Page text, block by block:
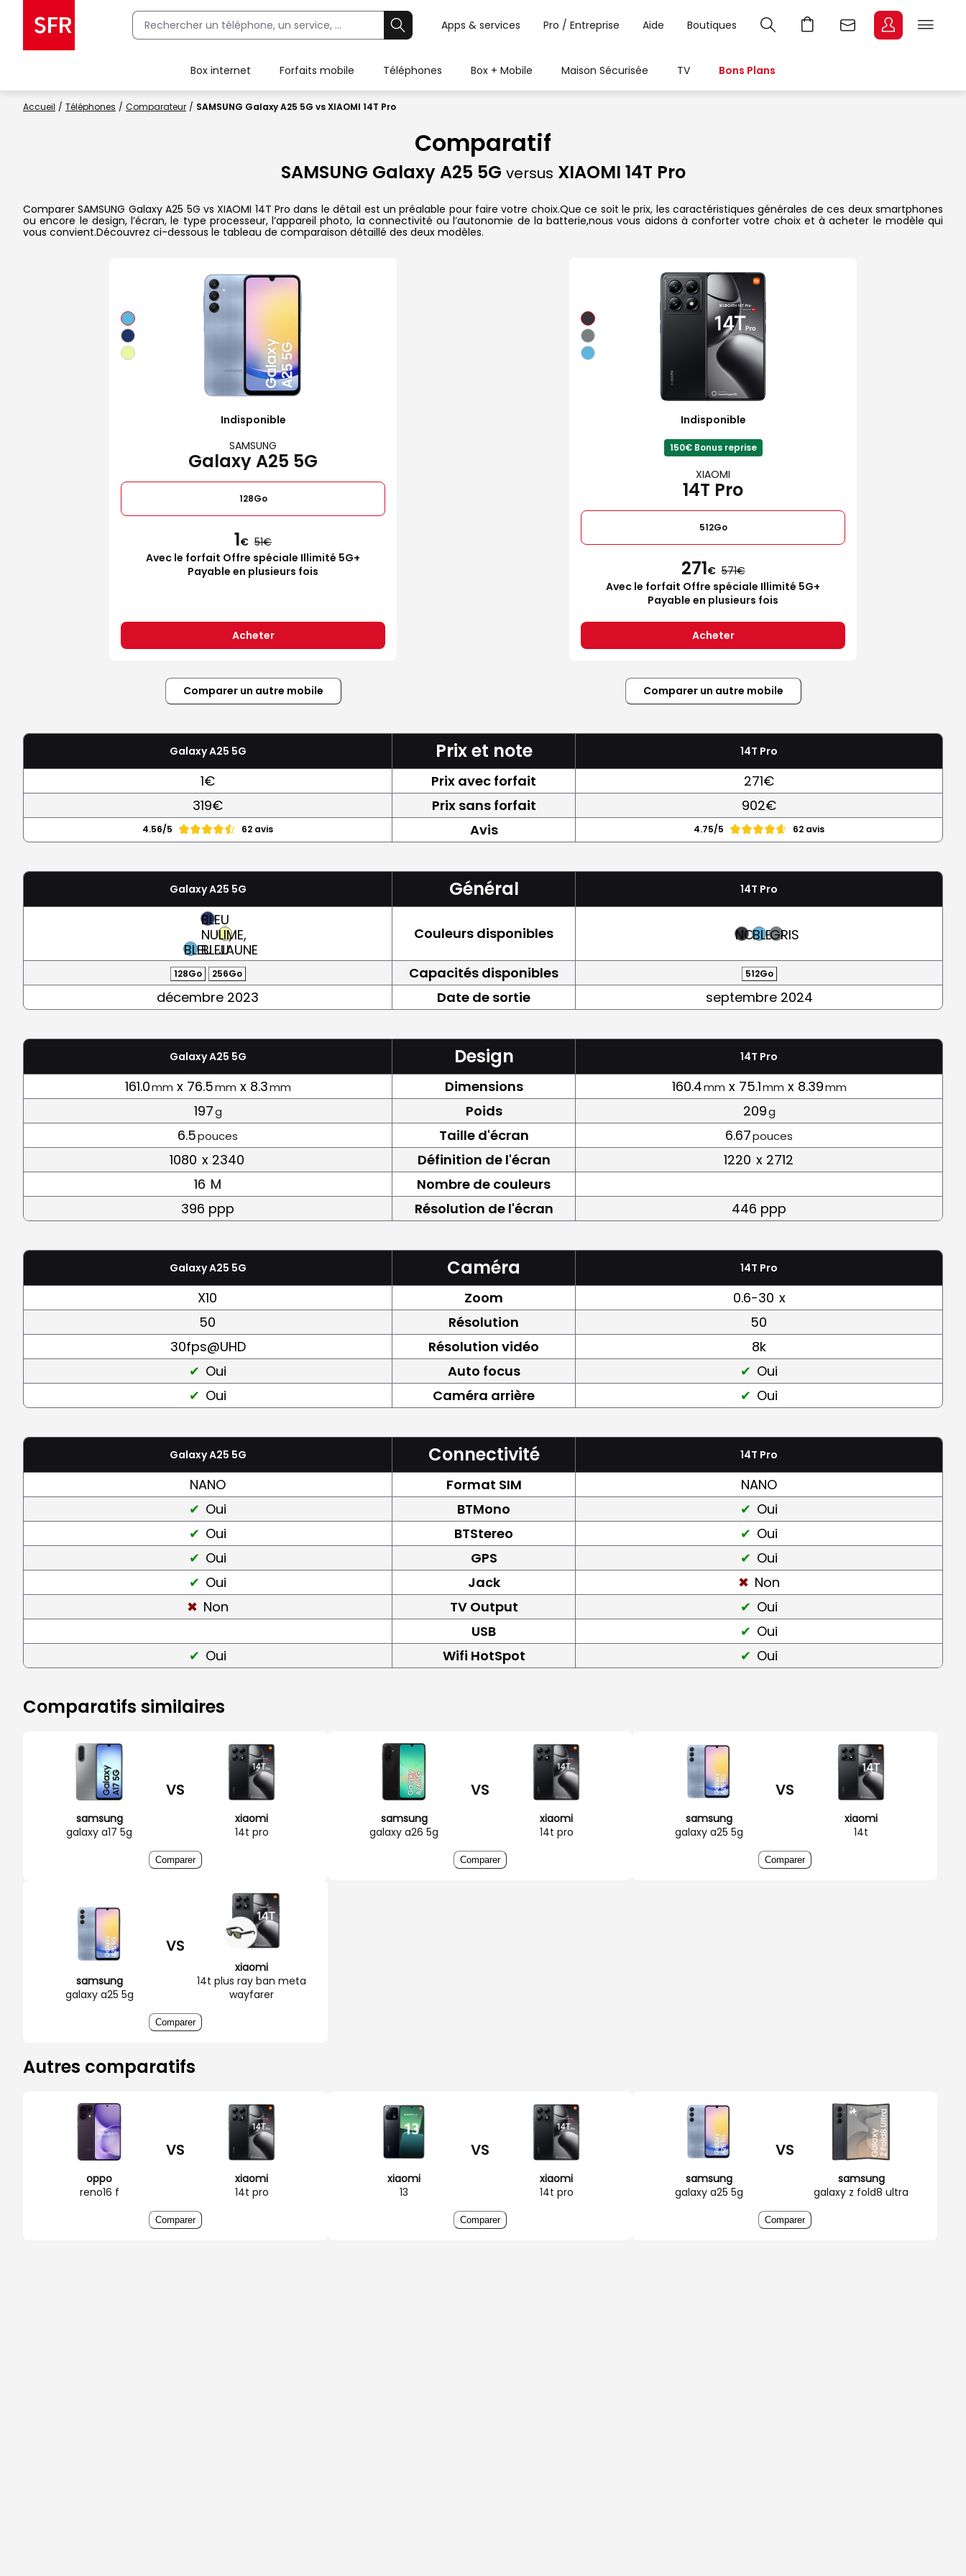
Apps & services Pro / Entreprise Aide Boutiques
Box internet Forfaits mobile Téléphones Box + Mobile Maison Sécurisée TV Bons Plans
Accueil Téléphones Comparateur SAMSUNG Galaxy A25 5G vs XIAOMI 14T Pro
Comparatif
SAMSUNG Galaxy A25 5G versus XIAOMI 14T Pro
Comparer SAMSUNG Galaxy A25 5G vs XIAOMI 14T Pro dans le détail est un préalable pour faire votre choix.Que ce soit le prix, les caractéristiques générales de ces deux smartphones
ou encore le design, l’écran, le type processeur, l’appareil photo, la connectivité ou l’autonomie de la batterie,nous vous aidons à conforter votre choix et à acheter le modèle qui
vous convient.Découvrez ci-dessous le tableau de comparaison détaillé des deux modèles.
Indisponible
SAMSUNG
Galaxy A25 5G
128Go
1€ 51
Avec le forfait Offre spéciale Illimité 5G+
Payable en plusieurs fois
Acheter
Indisponible
150€ Bonus reprise
XIAOMI
14T Pro
512Go
271€ 571
Avec le forfait Offre spéciale Illimité 5G+
Payable en plusieurs fois
Acheter
Comparer un autre mobile Comparer un autre mobile
Galaxy A25 5G Prix et note 14T Pro
1€ Prix avec forfait
271€
319€
Prix sans forfait 902€
4.56/5 62 avis Avis 4.75/5 62 avis
Galaxy A25 5G Général 14T Pro
BLEU
BLEU
NUIT,
BLEU
LIME,
JAUNE
Couleurs disponibles NOIRBLEUGRIS
128Go 256Go Capacités disponibles 512Go
décembre 2023 Date de sortie septembre 2024
Galaxy A25 5G Design 14T Pro
161.0mm x 76.5mm x 8.3mm Dimensions 160.4mm x 75.1mm x 8.39mm
197g Poids 209g
6.5pouces Taille d'écran 6.67pouces
1080 x 2340 Définition de l'écran 1220 x 2712
16 M
Nombre de couleurs
396 ppp
Résolution de l'écran 446 ppp
Galaxy A25 5G Caméra 14T Pro
X10 Zoom 0.6-30 x
50
Résolution
50
30fps@UHD
Résolution vidéo
8k
Oui
Auto focus
Oui
Oui
Caméra arrière Oui
Galaxy A25 5G Connectivité 14T Pro
NANO Format SIM
NANO
Oui
BTMono
Oui
Oui
BTStereo
Oui
Oui
GPS
Oui
Oui
Jack
Non
Non
TV Output
Oui
USB
Oui
Oui
Wifi HotSpot Oui
Comparatifs similaires
samsung
galaxy a17 5g
VS
xiaomi
14t pro
Comparer
samsung
galaxy a26 5g
VS
xiaomi
14t pro
Comparer
samsung
galaxy a25 5g
VS
xiaomi
14t
Comparer
samsung
galaxy a25 5g
VS
xiaomi
14t plus ray ban meta
wayfarer
Comparer
Autres comparatifs
oppo
reno16 f
VS
xiaomi
14t pro
Comparer
xiaomi
13
VS
xiaomi
14t pro
Comparer
samsung
galaxy a25 5g
VS
samsung
galaxy z fold8 ultra
Comparer